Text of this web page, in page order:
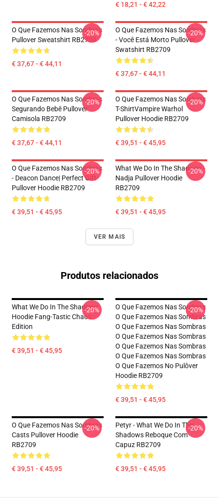
€ 18,21 - € 42,22
O Que Fazemos Nas Sombras
Pullover Sweatshirt RB2709
€ 37,67 - € 44,11
-20%
O Que Fazemos Nas Sombras
- Você Está Morto Pullover
Swatshirt RB2709
€ 37,67 - € 44,11
-20%
O Que Fazemos Nas Sombras
Segurando Bebê Pullover
Camisola RB2709
€ 37,67 - € 44,11
-20%
O Que Fazemos Nas Sombras
T-ShirtVampire Warhol
Pullover Hoodie RB2709
€ 39,51 - € 45,95
-20%
O Que Fazemos Nas Sombras
- Deacon Dance| Perfect Gift
Pullover Hoodie RB2709
€ 39,51 - € 45,95
-20%
What We Do In The Shadows -
Nadja Pullover Hoodie
RB2709
€ 39,51 - € 45,95
-20%
VER MAIS
Produtos relacionados
What We Do In The Shadows
Hoodie Fang-Tastic Chaos
Edition
€ 39,51 - € 45,95
-20%
O Que Fazemos Nas Sombras
O Que Fazemos Nas Sombras
O Que Fazemos Nas Sombras
O Que Fazemos Nas Sombras
O Que Fazemos Nas Sombras
O Que Fazemos Nas Sombras
O Que Fazemos No Pulôver
Hoodie RB2709
€ 39,51 - € 45,95
-20%
O Que Fazemos Nas Sombras
Casts Pullover Hoodie
RB2709
€ 39,51 - € 45,95
-20%
Petyr - What We Do In The
Shadows Reboque Com
Capuz RB2709
€ 39,51 - € 45,95
-20%